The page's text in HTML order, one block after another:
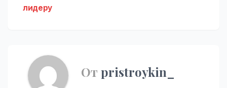
лидеру
От pristroykin_